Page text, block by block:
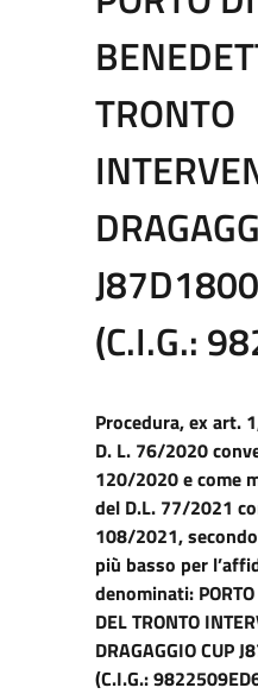
TRONTO
(C.I.G.:
Procedura, ex art.
D. L. 76/2020
120/2020 e come
del D.L. 77/2021
108/2021,
più basso per
denominati:
DEL TRONTO
DRAGAGGIO CUP
(C.I.G.: